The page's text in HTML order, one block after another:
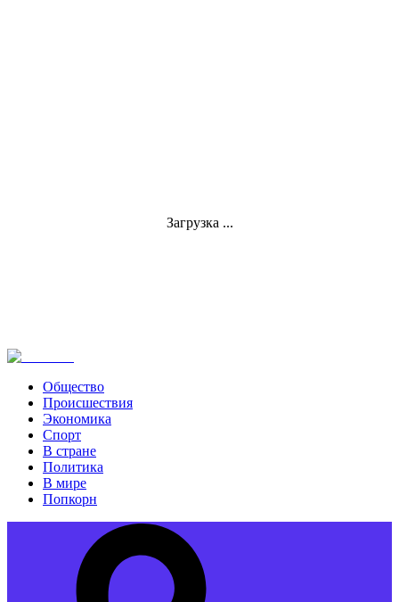
Загрузка ...
Общество
Происшествия
Экономика
Спорт
В стране
Политика
В мире
Попкорн